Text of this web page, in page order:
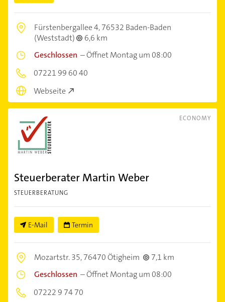
Fürstenbergallee 4,76532 Baden-Baden
(Weststadt)
6,6 km
Geschlossen –Öffnet Montag um 08:00
07221 99 60 40
Webseite
ECONOMY
Steuerberater Martin Weber
STEUERBERATUNG
E-Mail Termin
Mozartstr. 35,76470 Ötigheim
7,1 km
Geschlossen –Öffnet Montag um 08:00
07222 9 74 70